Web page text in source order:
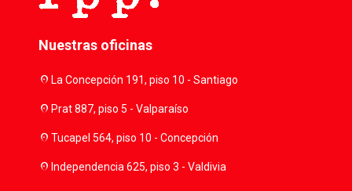
Nuestras oficinas
location_onLa Concepción 191, piso 10 - Santiago
location_onPrat 887, piso 5 - Valparaíso
location_onTucapel 564, piso 10 - Concepción
location_onIndependencia 625, piso 3 - Valdivia